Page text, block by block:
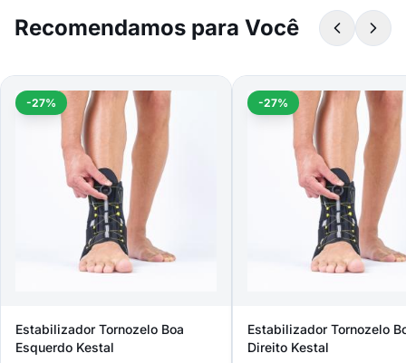
Recomendamos para Você
-27%
Estabilizador Tornozelo Boa
Esquerdo Kestal
-27%
Estabilizador Tornozelo
Direito Kestal